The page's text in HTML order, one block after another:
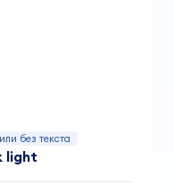
без текста
light